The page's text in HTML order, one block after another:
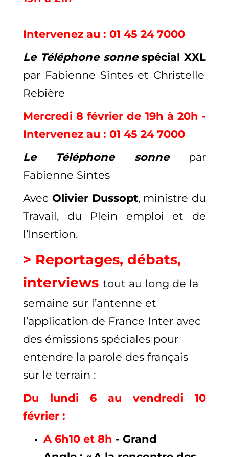
Intervenez au : 01 45 24 7000
Le Téléphone sonnespécial XXL
par Fabienne Sintes et Christelle
Rebière
Mercredi 8 février de 19h à 20h -
Intervenez au : 01 45 24 7000
Le Téléphone sonne
par
Fabienne Sintes
Avec Olivier Dussopt, ministre du
Travail, du Plein emploi et de
l’Insertion.
> Reportages, débats,
interviews tout au long de la
semaine sur l’antenne et
l’application de France Inter avec
des émissions spéciales pour
entendre la parole des français
sur le terrain :
Du lundi 6 au vendredi 10
février :
A 6h10 et 8h - Grand